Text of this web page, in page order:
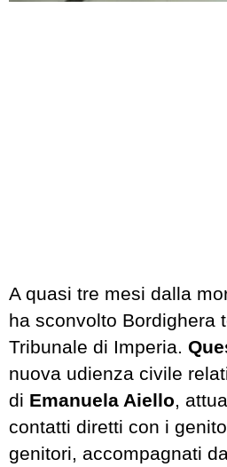
A quasi tre mesi dalla
ha sconvolto Bordighera
Tribunale di Imperia.
nuova udienza civile
di Emanuela Aiello,
contatti diretti con i
genitori, accompagnati